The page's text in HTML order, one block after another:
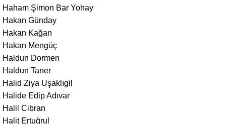
Haham Şimon Bar Yohay
Hakan Günday
Hakan Kağan
Hakan Mengüç
Haldun Dormen
Haldun Taner
Halid Ziya Uşaklıgil
Halide Edip Adıvar
Halil Cibran
Halit Ertuğrul